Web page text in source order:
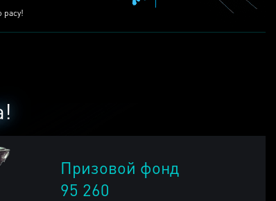
расу!
Призовой фонд
95 260